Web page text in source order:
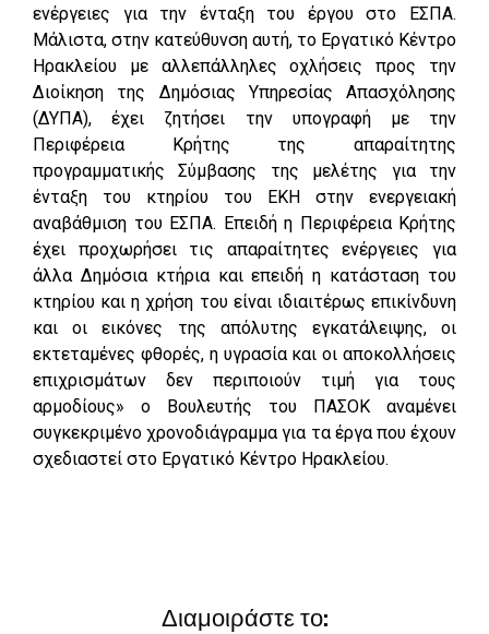
ενέργειες για την ένταξη του έργου στο ΕΣΠΑ.
Μάλιστα, στην κατεύθυνση αυτή, το Εργατικό Κέντρο
Ηρακλείου με αλλεπάλληλες οχλήσεις προς την
Διοίκηση της Δημόσιας Υπηρεσίας Απασχόλησης
(ΔΥΠΑ), έχει ζητήσει την υπογραφή με την
Περιφέρεια Κρήτης της απαραίτητης
προγραμματικής Σύμβασης της μελέτης για την
ένταξη του κτηρίου του ΕΚΗ στην ενεργειακή
αναβάθμιση του ΕΣΠΑ. Επειδή η Περιφέρεια Κρήτης
έχει προχωρήσει τις απαραίτητες ενέργειες για
άλλα Δημόσια κτήρια και επειδή η κατάσταση του
κτηρίου και η χρήση του είναι ιδιαιτέρως επικίνδυνη
και οι εικόνες της απόλυτης εγκατάλειψης, οι
εκτεταμένες φθορές, η υγρασία και οι αποκολλήσεις
επιχρισμάτων δεν περιποιούν τιμή για τους
αρμοδίους» ο Βουλευτής του ΠΑΣΟΚ αναμένει
συγκεκριμένο χρονοδιάγραμμα για τα έργα που έχουν
σχεδιαστεί στο Εργατικό Κέντρο Ηρακλείου.
Διαμοιράστε το: